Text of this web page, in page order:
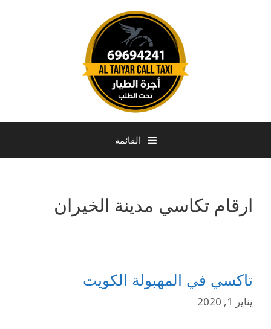
القائمة
ارقام تكاسي مدينة الخيران
تاكسي في المهبولة الكويت
يناير 1, 2020